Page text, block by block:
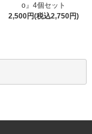
o』4個セット
2,500円(税込2,750円)